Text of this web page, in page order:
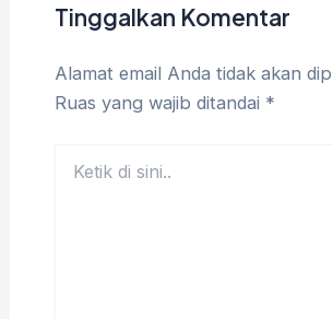
Tinggalkan Komentar
Alamat email Anda tidak akan
Ruas yang wajib ditandai *